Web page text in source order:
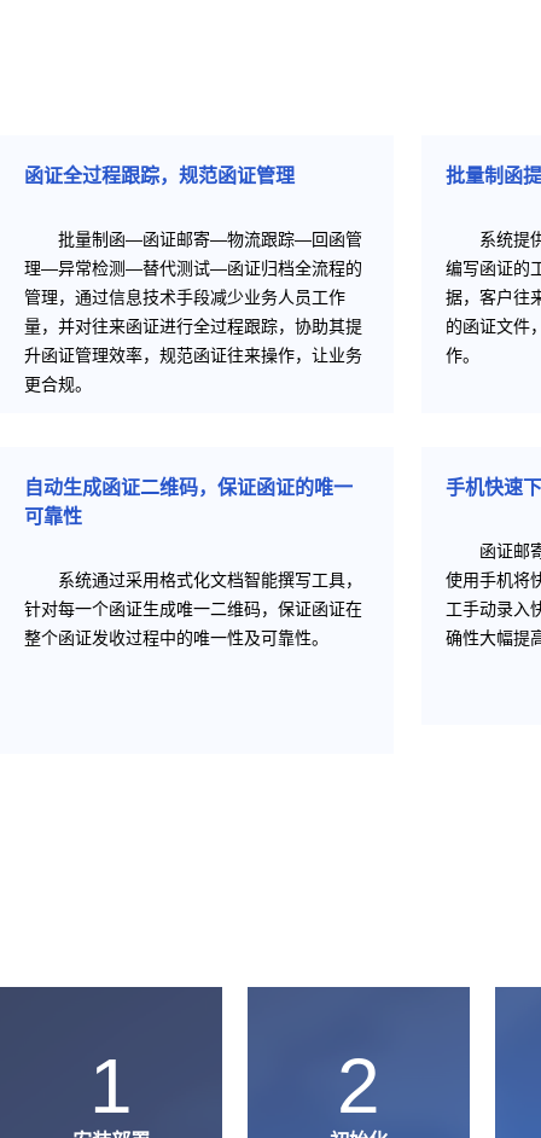
函证全过程跟踪，规范函证管理
批量制函—函证邮寄—物流跟踪—回函管
理—异常检测—替代测试—函证归档全流程的
管理，通过信息技术手段减少业务人员工作
量，并对往来函证进行全过程跟踪，协助其提
升函证管理效率，规范函证往来操作，让业务
更合规。
批量制函
系统提
编写函证的
据，客户往
的函证文件
作。
自动生成函证二维码，保证函证的唯一
可靠性
系统通过采用格式化文档智能撰写工具，
针对每一个函证生成唯一二维码，保证函证在
整个函证发收过程中的唯一性及可靠性。
手机快速
函证邮
使用手机将
工手动录入
确性大幅提
1 2